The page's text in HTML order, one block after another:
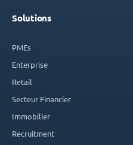
Solutions
PMEs
Enterprise
Retail
Secteur Financier
Immobilier
Recruitment